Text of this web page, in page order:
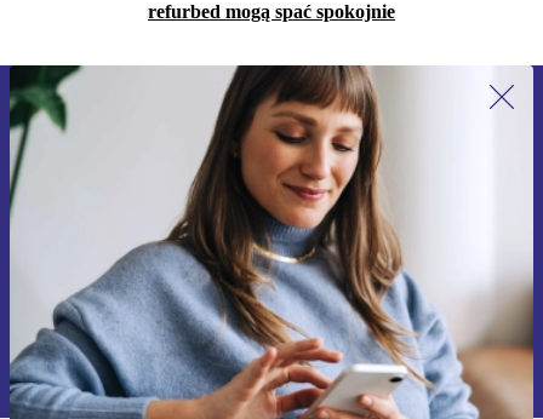
refurbed mogą spać spokojnie
Zapisz się na nasz newsletter!
Nie przegap żadnej oferty.
Zarejestruj się
Informacje na temat używania danych osobowych znajdują się w
naszej
Polityce prywatności